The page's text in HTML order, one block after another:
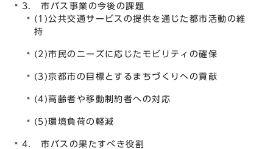
3. 市バス事業の今後の課題
(1)公共交通サービスの提供を通じた都市活動の維
持
(2)市民のニーズに応じたモビリティの確保
(3)京都市の目標とするまちづくりへの貢献
(4)高齢者や移動制約者への対応
(5)環境負荷の軽減
4. 市バスの果たすべき役割